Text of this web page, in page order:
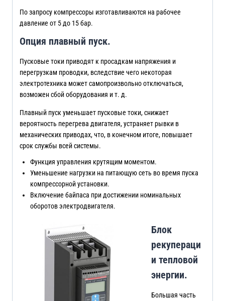
По запросу компрессоры изготавливаются на рабочее
давление от 5 до 15 бар.
Опция плавный пуск.
Пусковые токи приводят к просадкам напряжения и
перегрузкам проводки, вследствие чего некоторая
электротехника может самопроизвольно отключаться,
возможен сбой оборудования и т. д.
Плавный пуск уменьшает пусковые токи, снижает
вероятность перегрева двигателя, устраняет рывки в
механических приводах, что, в конечном итоге, повышает
срок службы всей системы.
Функция управления крутящим моментом.
Уменьшение нагрузки на питающую сеть во время пуска
компрессорной установки.
Включение байпаса при достижении номинальных
оборотов электродвигателя.
Блок
рекупераци
и тепловой
энергии.
Большая часть